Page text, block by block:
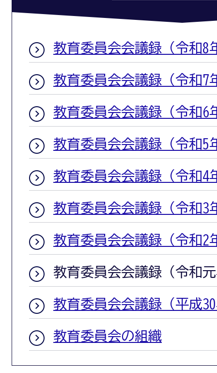
教育委員会会議録（令和8
教育委員会会議録（令和7
教育委員会会議録（令和6
教育委員会会議録（令和5
教育委員会会議録（令和4
教育委員会会議録（令和3
教育委員会会議録（令和2
教育委員会会議録（令和
教育委員会会議録（平成
教育委員会の組織